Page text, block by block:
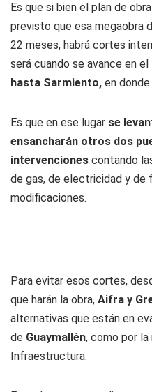
Es que si bien el plan de
previsto que esa megaobra
22 meses, habrá cortes
será cuando se avance en
hasta Sarmiento, en donde
Es que en ese lugar se
ensancharán otros dos
intervenciones contando
de gas, de electricidad y
modificaciones.
Para evitar esos cortes,
que harán la obra, Aifra y
alternativas que están en
de Guaymallén, como por
Infraestructura.